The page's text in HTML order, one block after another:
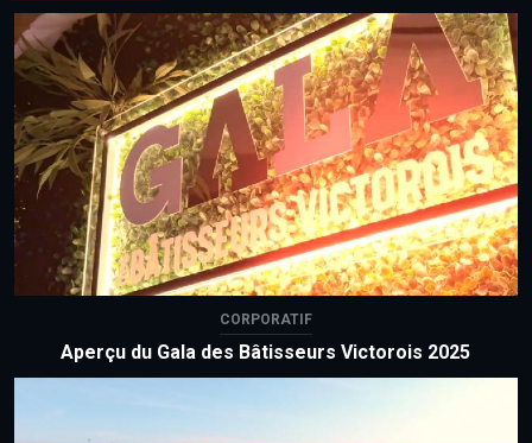
CORPORATIF
Aperçu du Gala des Bâtisseurs Victorois 2025